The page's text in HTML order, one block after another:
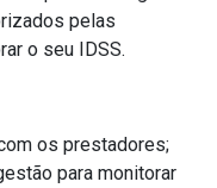
pelas
o seu IDSS.
os prestadores;
para monitorar